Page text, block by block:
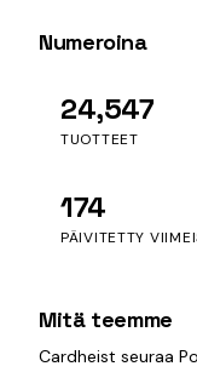
Numeroina
24,547
TUOTTEET
174
PÄIVITETTY
Mitä teemme
Cardheist seuraa